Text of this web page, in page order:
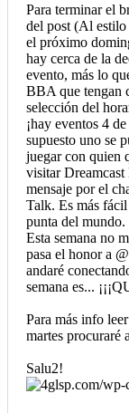
Para terminar el
del post (Al estilo
el próximo
hay cerca de la
evento, más lo
BBA que tengan
selección del
¡hay eventos 4
supuesto uno se
juegar con quien
visitar
mensaje por el
Talk. Es más
punta del mundo.
Esta semana no
pasa el honor a
andaré
semana es...
Para más info
martes procuraré
Salu2!